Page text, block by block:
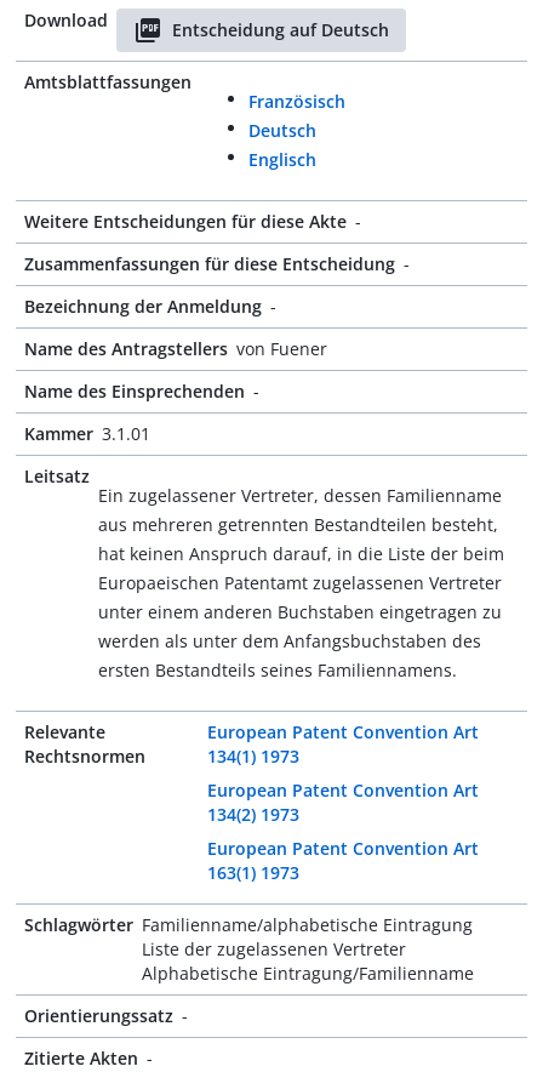
Download
Entscheidung auf Deutsch
Amtsblattfassungen
Französisch
Deutsch
Englisch
Weitere Entscheidungen für diese Akte -
Zusammenfassungen für diese Entscheidung -
Bezeichnung der Anmeldung -
Name des Antragstellers von Fuener
Name des Einsprechenden -
Kammer 3.1.01
Leitsatz
Ein zugelassener Vertreter, dessen Familienname
aus mehreren getrennten Bestandteilen besteht,
hat keinen Anspruch darauf, in die Liste der beim
Europaeischen Patentamt zugelassenen Vertreter
unter einem anderen Buchstaben eingetragen zu
werden als unter dem Anfangsbuchstaben des
ersten Bestandteils seines Familiennamens.
Relevante
Rechtsnormen
European Patent Convention Art
134(1) 1973
European Patent Convention Art
134(2) 1973
European Patent Convention Art
163(1) 1973
Schlagwörter Familienname/alphabetische Eintragung
Liste der zugelassenen Vertreter
Alphabetische Eintragung/Familienname
Orientierungssatz -
Zitierte Akten -